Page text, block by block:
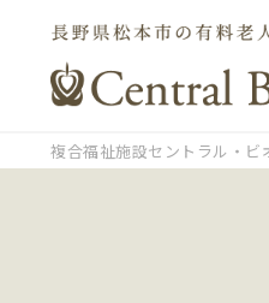
複合福祉施設セントラル・ビ